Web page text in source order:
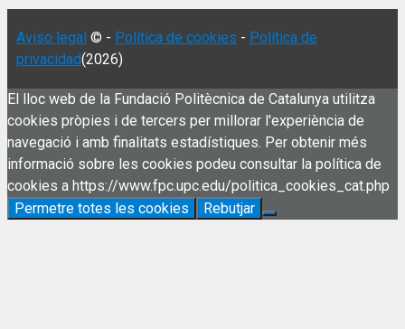
Aviso legal © - Política de cookies - Política de
privacidad(2026)
El lloc web de la Fundació Politècnica de Catalunya utilitza
cookies pròpies i de tercers per millorar l'experiència de
navegació i amb finalitats estadístiques. Per obtenir més
informació sobre les cookies podeu consultar la política de
cookies a https://www.fpc.upc.edu/politica_cookies_cat.php
Permetre totes les cookies
Rebutjar